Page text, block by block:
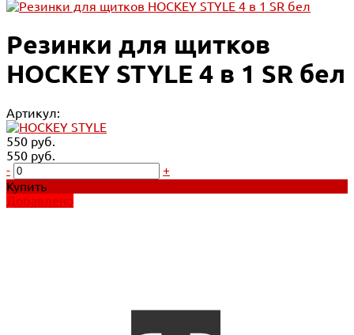
Резинки для щитков
HOCKEY STYLE 4 в 1 SR бел
Артикул:
550 руб.
550 руб.
-
+
Купить
Добавлено